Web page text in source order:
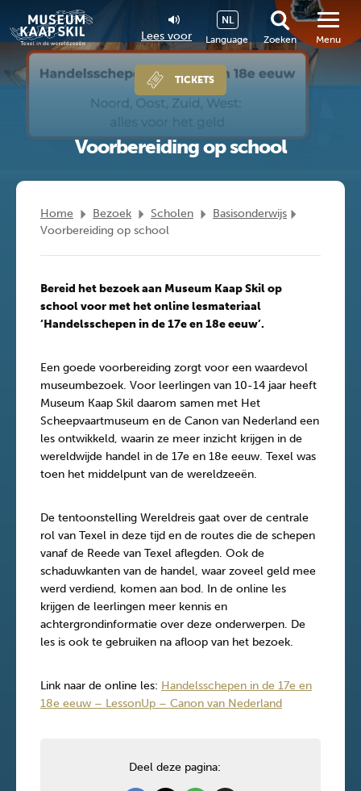
Lees voor Language
NL
Zoeken
TICKETS
Menu
Voorbereiding op school
Home Bezoek Scholen
Basisonderwijs
Voorbereiding op school
Bereid het bezoek aan Museum Kaap Skil op
school voor met het online lesmateriaal
‘Handelsschepen in de 17e en 18e eeuw’.
Een goede voorbereiding zorgt voor een waardevol
museumbezoek. Voor leerlingen van 10-14 jaar heeft
Museum Kaap Skil daarom samen met Het
Scheepvaartmuseum en de Canon van Nederland een
les ontwikkeld, waarin ze meer inzicht krijgen in de
wereldwijde handel in de 17e en 18e eeuw. Texel was
toen het middelpunt van de wereldzeeën.
De tentoonstelling Wereldreis gaat over de centrale
rol van Texel in deze tijd en de routes die de schepen
vanaf de Reede van Texel aflegden. Ook de
schaduwkanten van de handel, waar zoveel geld mee
werd verdiend, komen aan bod. In de online les
krijgen de leerlingen meer kennis en
achtergrondinformatie over deze onderwerpen. De
les is ook te gebruiken na afloop van het bezoek.
Link naar de online les: Handelsschepen in de 17e en
18e eeuw – LessonUp – Canon van Nederland
Deel deze pagina: